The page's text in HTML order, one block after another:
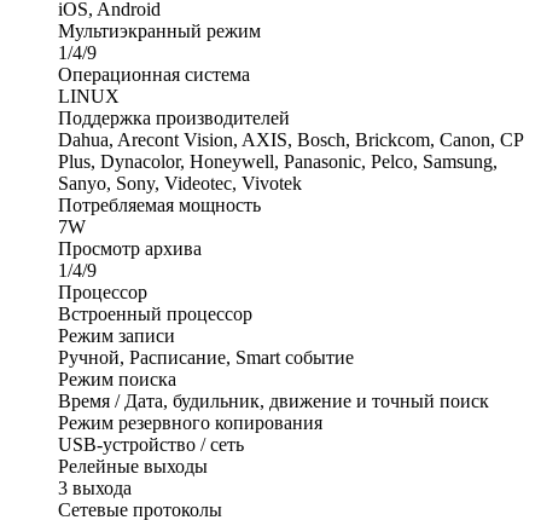
iOS, Android
Мультиэкранный режим
1/4/9
Операционная система
LINUX
Поддержка производителей
Dahua, Arecont Vision, AXIS, Bosch, Brickcom, Canon, CP
Plus, Dynacolor, Honeywell, Panasonic, Pelco, Samsung,
Sanyo, Sony, Videotec, Vivotek
Потребляемая мощность
7W
Просмотр архива
1/4/9
Процессор
Встроенный процессор
Режим записи
Ручной, Расписание, Smart событие
Режим поиска
Время / Дата, будильник, движение и точный поиск
Режим резервного копирования
USB-устройство / сеть
Релейные выходы
3 выхода
Сетевые протоколы